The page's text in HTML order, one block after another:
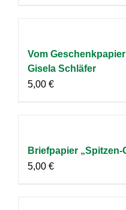
Vom
Gisela Schläfer
5,00 €
Briefpapier „Spitzen-
5,00 €